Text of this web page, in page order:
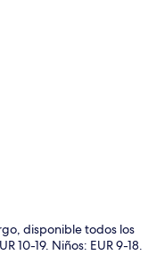
disponible todos los
10-19. Niños: EUR 9-18.